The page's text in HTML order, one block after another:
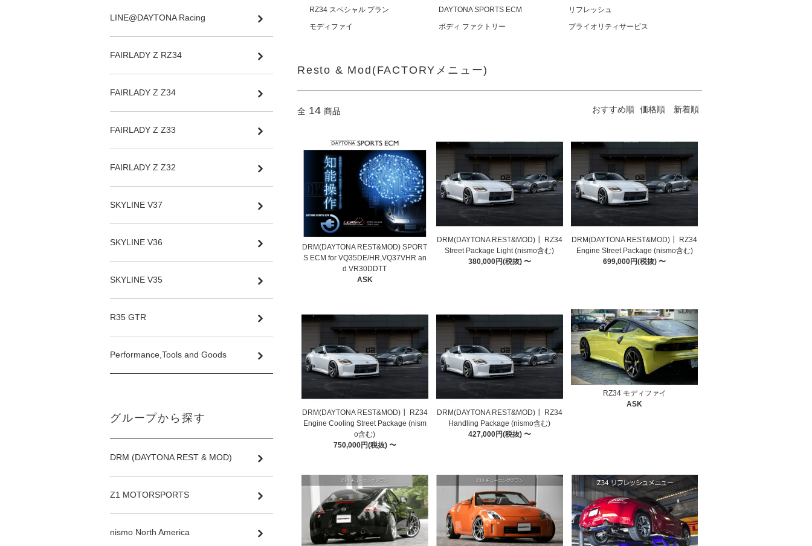
RZ34 スペシャル プラン DAYTONA SPORTS ECM
リフレッシュ
モディファイ
ボディ ファクトリー プライオリティサービス
Resto & Mod(FACTORYメニュー)
全 14 商品 おすすめ順 価格順 新着順
DRM(DAYTONA REST&MOD) SPORT
S ECM for VQ35DE/HR,VQ37VHR an
d VR30DDTT
ASK
DRM(DAYTONA REST&MOD)┃ RZ34
Street Package Light (nismo含む)
380,000円(税抜) 〜
DRM(DAYTONA REST&MOD)┃ RZ34
Engine Street Package (nismo含む)
699,000円(税抜) 〜
DRM(DAYTONA REST&MOD)┃ RZ34
Engine Cooling Street Package (nism
o含む)
750,000円(税抜) 〜
DRM(DAYTONA REST&MOD)┃ RZ34
Handling Package (nismo含む)
427,000円(税抜) 〜
RZ34 モディファイ
ASK
LINE@DAYTONA Racing
FAIRLADY Z RZ34
FAIRLADY Z Z34
FAIRLADY Z Z33
FAIRLADY Z Z32
SKYLINE V37
SKYLINE V36
SKYLINE V35
R35 GTR
Performance,Tools and Goods
グループから探す
DRM (DAYTONA REST & MOD)
Z1 MOTORSPORTS
nismo North America